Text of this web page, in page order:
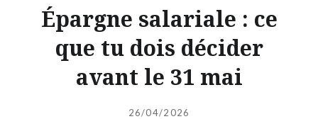
Épargne salariale : ce
que tu dois décider
avant le 31 mai
Publié
le
26/04/2026